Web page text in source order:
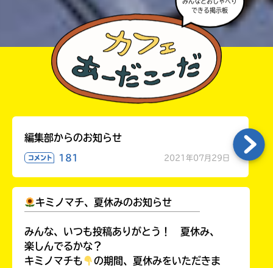
できる掲示板
編集部からのお知らせ
コメント 181 2021年07月29日
キミノマチ、夏休みのお知らせ
みんな、いつも投稿ありがとう！ 夏休み、
楽しんでるかな？
キミノマチも
の期間、夏休みをいただきま